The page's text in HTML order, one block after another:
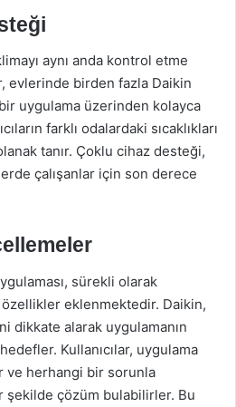
aynı anda kontrol etme
evlerinde birden fazla Daikin
uygulama üzerinden kolayca
farklı odalardaki sıcaklıkları
tanır. Çoklu cihaz desteği,
çalışanlar için son derece
sürekli olarak
eklenmektedir. Daikin,
dikkate alarak uygulamanın
Kullanıcılar, uygulama
ve herhangi bir sorunla
şekilde çözüm bulabilirler. Bu